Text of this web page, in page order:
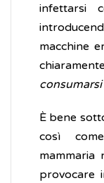
infettarsi
macchine
È bene
così
mammaria
provocare